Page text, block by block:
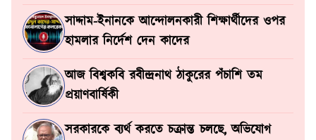
সাদ্দাম-ইনানকে আন্দোলনকারী শিক্ষার্থীদের ওপর
হামলার নির্দেশ দেন কাদের
আজ বিশ্বকবি রবীন্দ্রনাথ ঠাকুরের পঁচাশি তম
প্রয়াণবার্ষিকী
সরকারকে ব্যর্থ করতে চক্রান্ত চলছে, অভিযোগ